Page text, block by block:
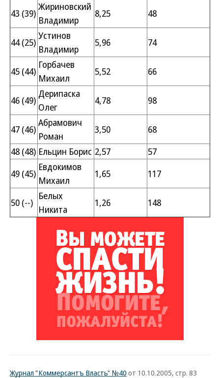
43 (39)
Жириновский
Владимир
8,25 48
44 (25)
Устинов
Владимир
5,96 74
45 (44)
Горбачев
Михаил
5,52 66
46 (49)
Дерипаска
Олег
4,78 98
47 (46)
Абрамович
Роман
3,50
68
48 (48) Ельцин Борис 2,57
57
49 (45)
Евдокимов
Михаил
1,65 117
50 (--)
Белых
Никита
1,26 148
Журнал "Коммерсантъ Власть" №40 от 10.10.2005, стр. 83